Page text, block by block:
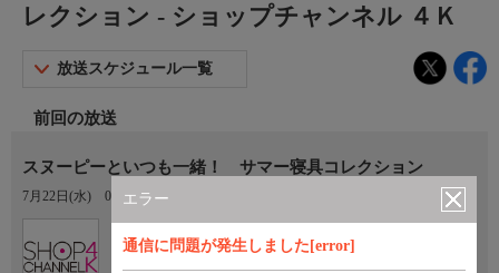
エラー
通信に問題が発生しました[error]
レクション - ショップチャンネル ４Ｋ
放送スケジュール一覧
前回の放送
スヌーピーといつも一緒！ サマー寝具コレクション
7月22日(水) 08:00〜09:00
ショップチャンネル ４Ｋ